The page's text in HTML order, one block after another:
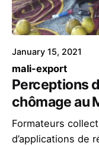
January 15, 2021
mali-export
Perceptions
chômage au
Formateurs
d’applications de